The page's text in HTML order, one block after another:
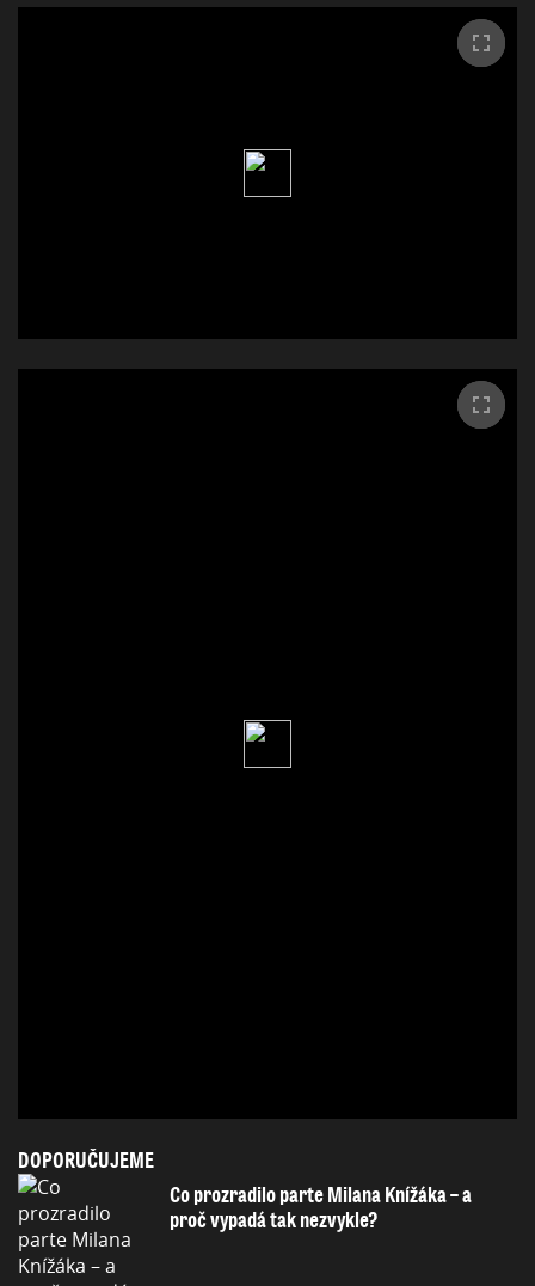
DOPORUČUJEME
Co prozradilo parte Milana Knížáka – a
proč vypadá tak nezvykle?